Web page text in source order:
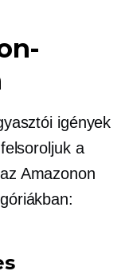
igények
a
Amazonon